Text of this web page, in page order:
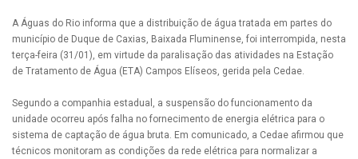
A Águas do Rio informa que a distribuição de água tratada em partes do
município de Duque de Caxias, Baixada Fluminense, foi interrompida, nesta
terça-feira (31/01), em virtude da paralisação das atividades na Estação
de Tratamento de Água (ETA) Campos Elíseos, gerida pela Cedae.
Segundo a companhia estadual, a suspensão do funcionamento da
unidade ocorreu após falha no fornecimento de energia elétrica para o
sistema de captação de água bruta. Em comunicado, a Cedae afirmou que
técnicos monitoram as condições da rede elétrica para normalizar a